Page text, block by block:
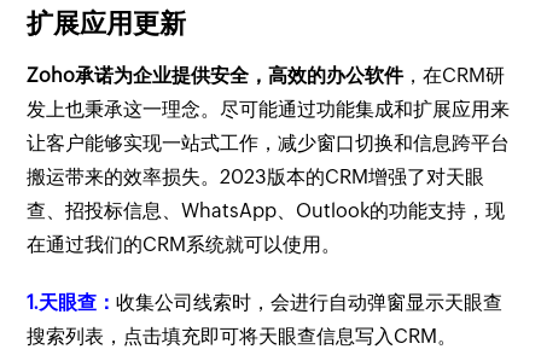
扩展应用更新
Zoho承诺为企业提供安全，高效的办公软件，在CRM研
发上也秉承这一理念。尽可能通过功能集成和扩展应用来
让客户能够实现一站式工作，减少窗口切换和信息跨平台
搬运带来的效率损失。2023版本的CRM增强了对天眼
查、招投标信息、WhatsApp、Outlook的功能支持，现
在通过我们的CRM系统就可以使用。
1.天眼查：收集公司线索时，会进行自动弹窗显示天眼查
搜索列表，点击填充即可将天眼查信息写入CRM。